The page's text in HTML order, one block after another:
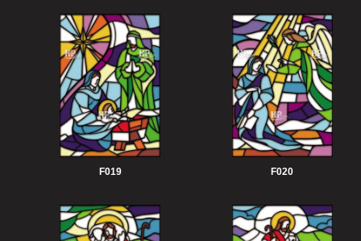
F019 F020